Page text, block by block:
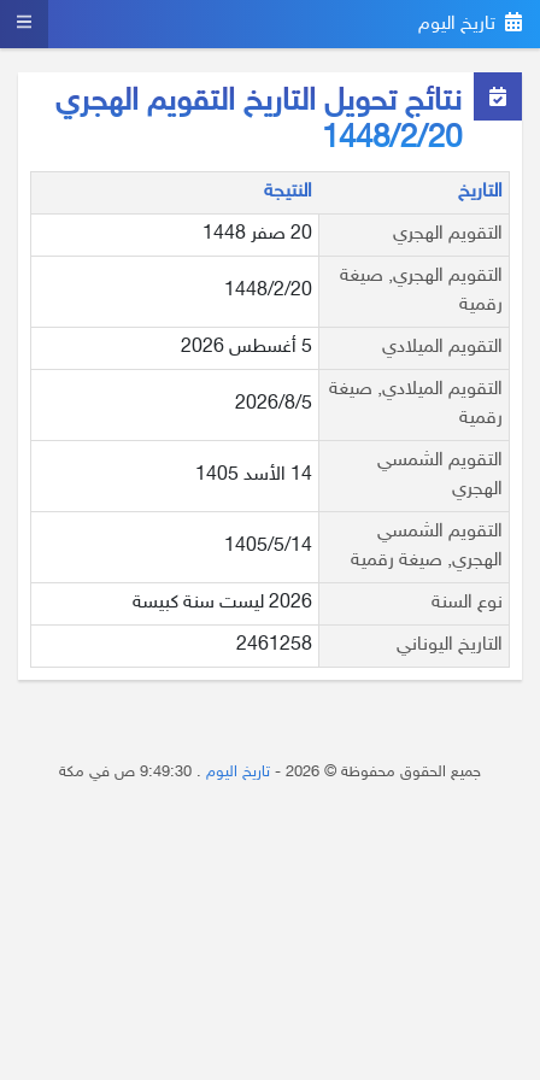
تاريخ اليوم
نتائج تحويل التاريخ التقويم الهجري
1448/2/20
التاريخ
النتيجة
التقويم الهجري
20 صفر 1448
التقويم الهجري, صيغة
رقمية
1448/2/20
التقويم الميلادي
5 أغسطس 2026
التقويم الميلادي, صيغة
رقمية
2026/8/5
التقويم الشمسي
الهجري
14 الأسد 1405
التقويم الشمسي
الهجري, صيغة رقمية
1405/5/14
نوع السنة
2026 ليست سنة كبيسة
التاريخ اليوناني
2461258
جميع الحقوق محفوظة © 2026 - تاريخ اليوم . 9:49:30 ص في مكة